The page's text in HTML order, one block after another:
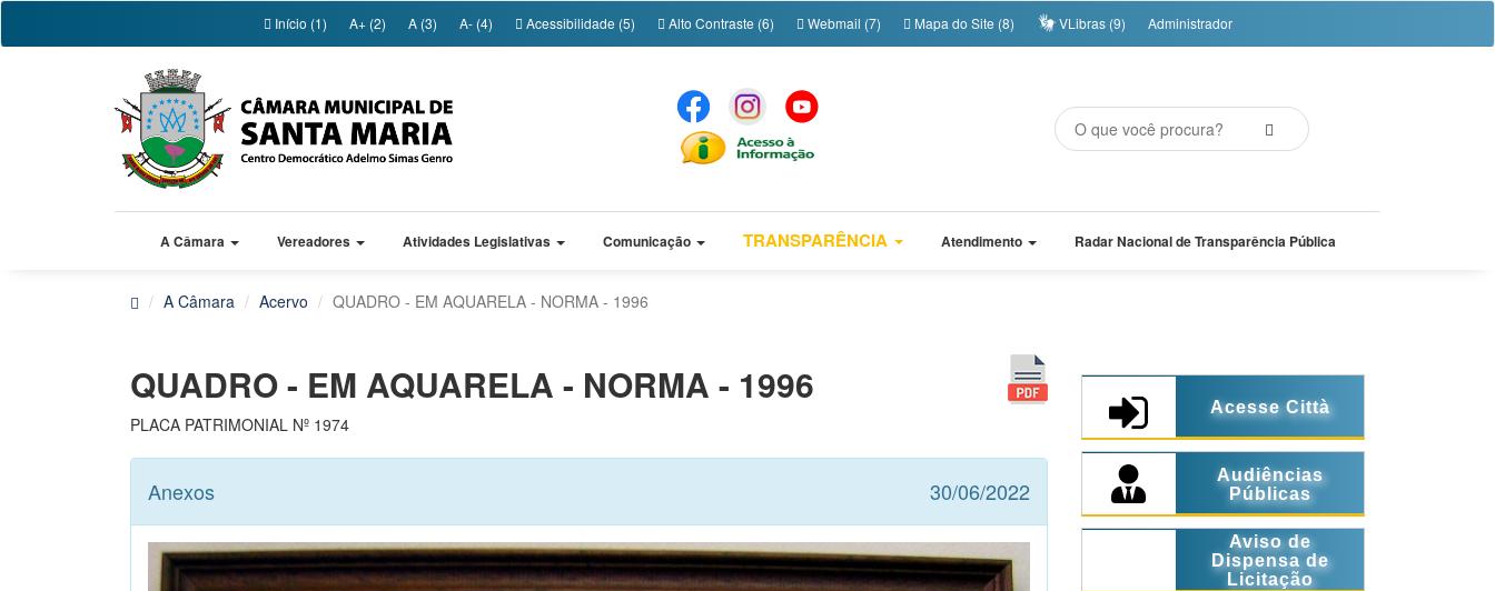
Início (1) A+ (2) A (3) A- (4) Acessibilidade (5) Alto Contraste (6) Webmail (7) Mapa do Site (8) VLibras (9) Administrador
A Câmara Vereadores Atividades Legislativas Comunicação TRANSPARÊNCIA Atendimento Radar Nacional de Transparência Pública
A Câmara Acervo QUADRO - EM AQUARELA - NORMA - 1996
QUADRO - EM AQUARELA - NORMA - 1996
PLACA PATRIMONIAL Nº 1974
Anexos 30/06/2022
Acesse Città
Audiências
Públicas
Aviso de
Dispensa de
Licitação